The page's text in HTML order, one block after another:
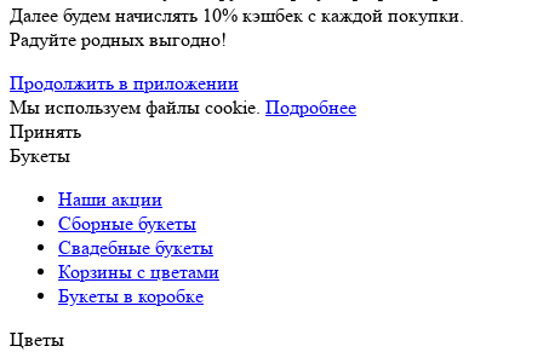
Далее будем начислять 10% кэшбек с каждой покупки.
Радуйте родных выгодно!
Продолжить в приложении
Мы используем файлы cookie. Подробнее
Принять
Букеты
Наши акции
Сборные букеты
Свадебные букеты
Корзины с цветами
Букеты в коробке
Цветы